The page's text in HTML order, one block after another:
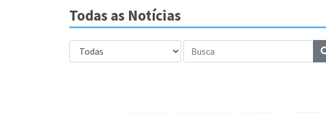
Todas as Notícias